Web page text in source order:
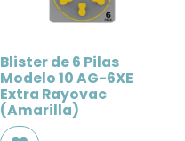
Blister de 6 Pilas
Modelo 10 AG-6XE
Extra Rayovac
(Amarilla)